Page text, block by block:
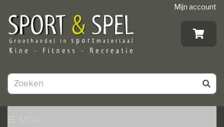
Mijn account